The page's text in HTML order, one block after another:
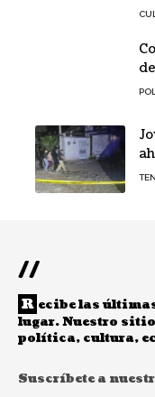
//
R ecibe las
lugar. Nuestro
política, cultura,
Suscríbete a